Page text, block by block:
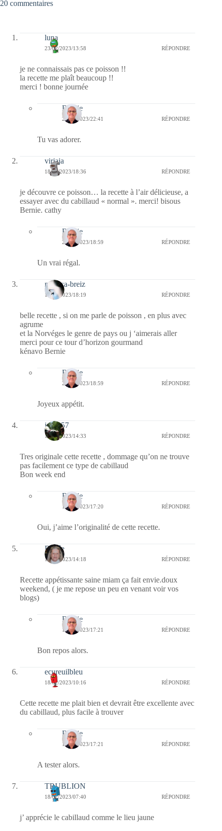
20 commentaires
luna
23/02/2023/13:58 RÉPONDRE
je ne connaissais pas ce poisson !!
la recette me plaît beaucoup !!
merci ! bonne journée
Bernie
23/02/2023/22:41 RÉPONDRE
Tu vas adorer.
virjaja
18/02/2023/18:36 RÉPONDRE
je découvre ce poisson… la recette à l’air délicieuse, a
essayer avec du cabillaud « normal ». merci! bisous
Bernie. cathy
Bernie
20/02/2023/18:59 RÉPONDRE
Un vrai régal.
monica-breiz
18/02/2023/18:19 RÉPONDRE
belle recette , si on me parle de poisson , en plus avec
agrume
et la Norvéges le genre de pays ou j ‘aimerais aller
merci pour ce tour d’horizon gourmand
kénavo Bernie
Bernie
20/02/2023/18:59 RÉPONDRE
Joyeux appétit.
jazzy57
18/02/2023/14:33 RÉPONDRE
Tres originale cette recette , dommage qu’on ne trouve
pas facilement ce type de cabillaud
Bon week end
Bernie
18/02/2023/17:20 RÉPONDRE
Oui, j’aime l’originalité de cette recette.
Renée
18/02/2023/14:18 RÉPONDRE
Recette appétissante saine miam ça fait envie.doux
weekend, ( je me repose un peu en venant voir vos
blogs)
Bernie
18/02/2023/17:21 RÉPONDRE
Bon repos alors.
ecureuilbleu
18/02/2023/10:16 RÉPONDRE
Cette recette me plait bien et devrait être excellente avec
du cabillaud, plus facile à trouver
Bernie
18/02/2023/17:21 RÉPONDRE
A tester alors.
TRUBLION
18/02/2023/07:40 RÉPONDRE
j’ apprécie le cabillaud comme le lieu jaune